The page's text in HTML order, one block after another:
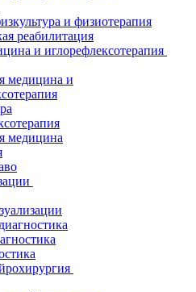
и физиотерапия
реабилитация
и иглорефлексотерапия
медицина и
медицина